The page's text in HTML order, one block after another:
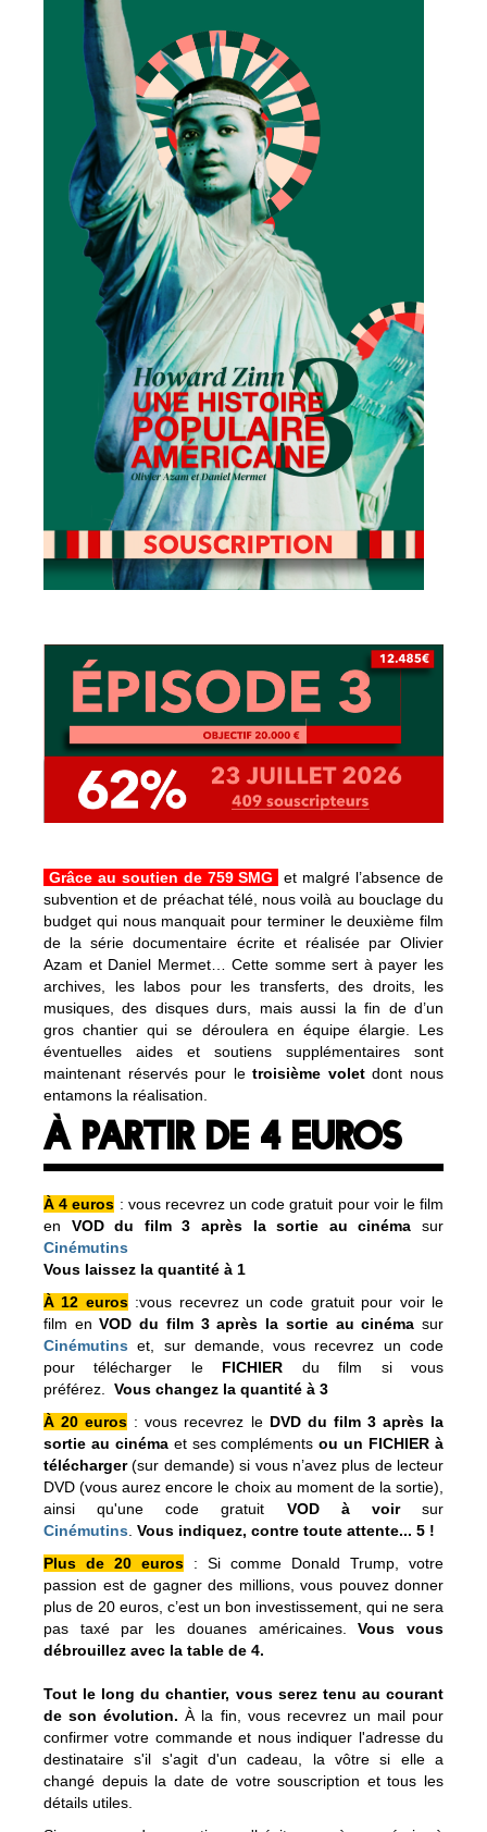
Grâce au soutien de 759 SMG
et malgré l’absence de
subvention et de préachat télé, nous voilà au bouclage du
budget qui nous manquait pour terminer le deuxième film
de la série documentaire écrite et réalisée par Olivier
Azam et Daniel Mermet… Cette somme sert à payer les
archives, les labos pour les transferts, des droits, les
musiques, des disques durs, mais aussi la fin de d’un
gros chantier qui se déroulera en équipe élargie. Les
éventuelles aides et soutiens supplémentaires sont
maintenant réservés pour letroisième voletdont nous
entamons la réalisation.
À PARTIR DE 4 EUROS
À 4 euros : vous recevrez un code gratuit pour voir le film
en VOD du film 3 après la sortie au cinéma sur
Cinémutins
Vous laissez la quantité à 1
À 12 euros:vous recevrez un code gratuit pour voir le
film enVOD du film 3 après la sortie au cinémasur
Cinémutins et, sur demande, vous recevrez un code
pour télécharger le FICHIER du film si vous
préférez. Vous changez la quantité à 3
À 20 euros : vous recevrez le DVD du film 3 après la
sortie au cinémaet ses complémentsou un FICHIER à
télécharger(sur demande) si vous n’avez plus de lecteur
DVD (vous aurez encore le choix au moment de la sortie),
ainsi qu'une code gratuit VOD à voirsur
Cinémutins. Vous indiquez, contre toute attente... 5 !
Plus de 20 euros
: Si comme Donald Trump, votre
passion est de gagner des millions, vous pouvez donner
plus de 20 euros, c’est un bon investissement, qui ne sera
pas taxé par les douanes américaines.Vous vous
débrouillez avec la table de 4.
Tout le long du chantier, vous serez tenu au courant
de son évolution. À la fin, vous recevrez un mail pour
confirmer votre commande et nous indiquer l'adresse du
destinataire s'il s'agit d'un cadeau, la vôtre si elle a
changé depuis la date de votre souscription et tous les
détails utiles.